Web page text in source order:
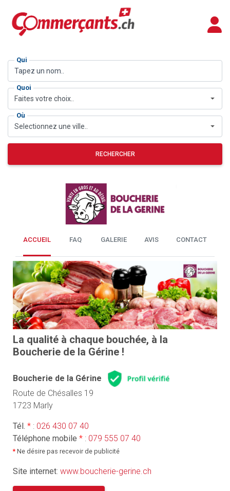
Qui
Quoi
Faites votre choix..
Où
Selectionnez une ville..
RECHERCHER
ACCUEIL FAQ GALERIE AVIS CONTACT
La qualité à chaque bouchée, à la
Boucherie de la Gérine !
Boucherie de la Gérine
Route de Chésalles 19
1723 Marly
Tél. *: 026 430 07 40
Téléphone mobile *: 079 555 07 40
*Ne désire pas recevoir de publicité
Site internet: www.boucherie-gerine.ch